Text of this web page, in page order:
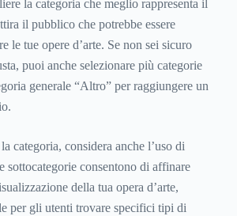
la categoria che meglio rappresenta il
il pubblico che potrebbe essere
le tue opere d’arte. Se non sei sicuro
puoi anche selezionare più categorie
generale “Altro” per raggiungere un
categoria, considera anche l’uso di
sottocategorie consentono di affinare
della tua opera d’arte,
per gli utenti trovare specifici tipi di